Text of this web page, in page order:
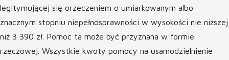
legitymującej się orzeczeniem o umiarkowanym albo
znacznym stopniu niepełnosprawności w wysokości nie niższej
niż 3 390 zł. Pomoc ta może być przyznana w formie
rzeczowej. Wszystkie kwoty pomocy na usamodzielnienie